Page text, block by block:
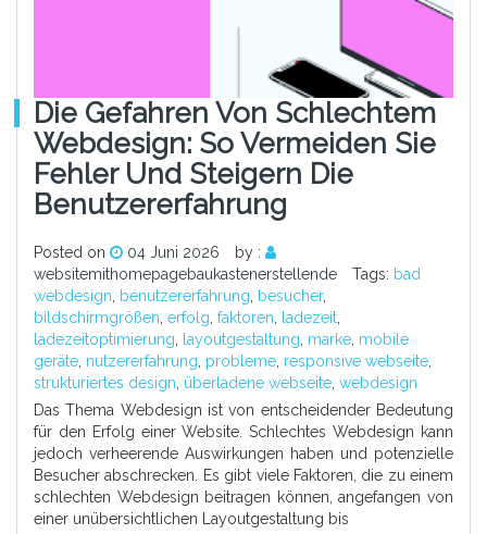
Die Gefahren Von Schlechtem
Webdesign: So Vermeiden Sie
Fehler Und Steigern Die
Benutzererfahrung
Posted on 04 Juni 2026
by :
websitemithomepagebaukastenerstellende
Tags: bad
webdesign
benutzererfahrung besucher,
bildschirmgrößen erfolg faktoren ladezeit
ladezeitoptimierung
layoutgestaltung marke mobile
geräte nutzererfahrung probleme responsive webseite
strukturiertes design überladene webseite webdesign
Das Thema Webdesign ist von entscheidender Bedeutung
für den Erfolg einer Website. Schlechtes Webdesign kann
jedoch verheerende Auswirkungen haben und potenzielle
Besucher abschrecken. Es gibt viele Faktoren, die zu einem
schlechten Webdesign beitragen können, angefangen von
einer unübersichtlichen Layoutgestaltung bis